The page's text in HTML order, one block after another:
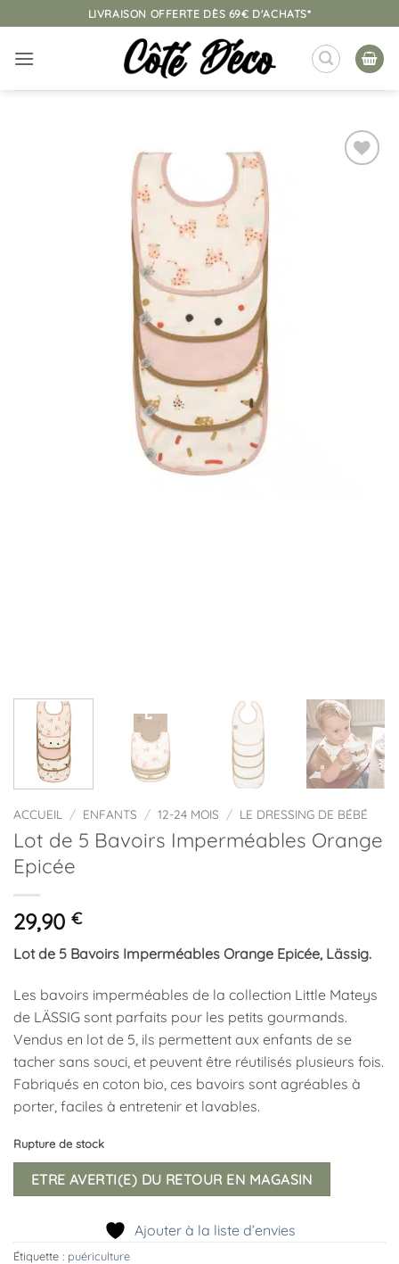
au
contenu
LIVRAISON OFFERTE DÈS 69€ D'ACHATS*
ACCUEIL / ENFANTS / 12-24 MOIS / LE DRESSING DE BÉBÉ
Lot de 5 Bavoirs Imperméables Orange
Epicée
29,90 €
Lot de 5 Bavoirs Imperméables Orange Epicée, Lässig.
Les bavoirs imperméables de la collection Little Mateys
de LÄSSIG sont parfaits pour les petits gourmands.
Vendus en lot de 5, ils permettent aux enfants de se
tacher sans souci, et peuvent être réutilisés plusieurs fois.
Fabriqués en coton bio, ces bavoirs sont agréables à
porter, faciles à entretenir et lavables.
Rupture de stock
ETRE AVERTI(E) DU RETOUR EN MAGASIN
Ajouter à la liste d’envies
Étiquette : puériculture